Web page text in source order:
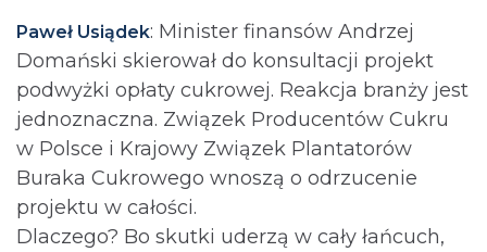
Paweł Usiądek: Minister finansów Andrzej
Domański skierował do konsultacji projekt
podwyżki opłaty cukrowej. Reakcja branży jest
jednoznaczna. Związek Producentów Cukru
w Polsce i Krajowy Związek Plantatorów
Buraka Cukrowego wnoszą o odrzucenie
projektu w całości.
Dlaczego? Bo skutki uderzą w cały łańcuch,